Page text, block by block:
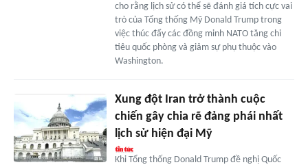
cho rằng lịch sử có thể sẽ đánh giá tích cực vai
trò của Tổng thống Mỹ Donald Trump trong
việc thúc đẩy các đồng minh NATO tăng chi
tiêu quốc phòng và giảm sự phụ thuộc vào
Washington.
Xung đột Iran trở thành cuộc
chiến gây chia rẽ đảng phái nhất
lịch sử hiện đại Mỹ
Khi Tổng thống Donald Trump đề nghị Quốc